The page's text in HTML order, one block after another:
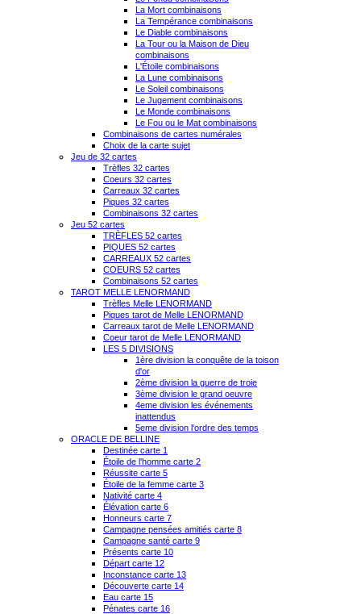
La Mort combinaisons
La Tempérance combinaisons
Le Diable combinaisons
La Tour ou la Maison de Dieu
combinaisons
L'Étoile combinaisons
La Lune combinaisons
Le Soleil combinaisons
Le Jugement combinaisons
Le Monde combinaisons
Le Fou ou le Mat combinaisons
Combinaisons de cartes numérales
Choix de la carte sujet
Jeu de 32 cartes
Trèfles 32 cartes
Coeurs 32 cartes
Carreaux 32 cartes
Piques 32 cartes
Combinaisons 32 cartes
Jeu 52 cartes
TRÈFLES 52 cartes
PIQUES 52 cartes
CARREAUX 52 cartes
COEURS 52 cartes
Combinaisons 52 cartes
TAROT MELLE LENORMAND
Trèfles Melle LENORMAND
Piques tarot de Melle LENORMAND
Carreaux tarot de Melle LENORMAND
Coeur tarot de Melle LENORMAND
LES 5 DIVISIONS
1ère division la conquête de la toison
d'or
2ème division la guerre de troie
3ème division le grand oeuvre
4eme division les événements
inattendus
5eme division l'ordre des temps
ORACLE DE BELLINE
Destinée carte 1
Étoile de l'homme carte 2
Réussite carte 5
Étoile de la femme carte 3
Nativité carte 4
Élévation carte 6
Honneurs carte 7
Campagne pensées amitiés carte 8
Campagne santé carte 9
Présents carte 10
Départ carte 12
Inconstance carte 13
Découverte carte 14
Eau carte 15
Pénates carte 16